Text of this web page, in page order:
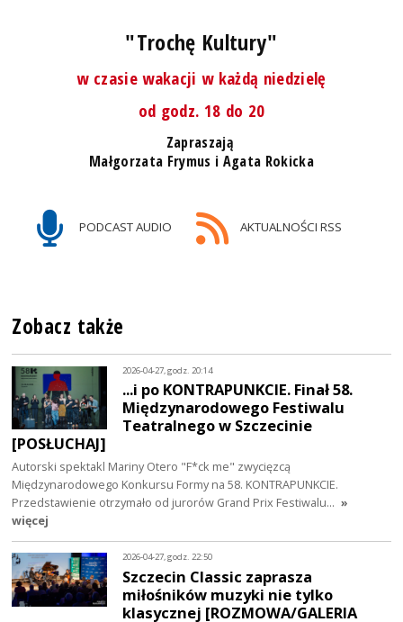
"Trochę Kultury"
w czasie wakacji w każdą niedzielę
od godz. 18 do 20
Zapraszają
Małgorzata Frymus i Agata Rokicka
PODCAST AUDIO AKTUALNOŚCI RSS
Zobacz także
2026-04-27, godz. 20:14
...i po KONTRAPUNKCIE. Finał 58.
Międzynarodowego Festiwalu
Teatralnego w Szczecinie
[POSŁUCHAJ]
Autorski spektakl Mariny Otero "F*ck me" zwycięzcą
Międzynarodowego Konkursu Formy na 58. KONTRAPUNKCIE.
Przedstawienie otrzymało od jurorów Grand Prix Festiwalu… »
więcej
2026-04-27, godz. 22:50
Szczecin Classic zaprasza
miłośników muzyki nie tylko
klasycznej [ROZMOWA/GALERIA